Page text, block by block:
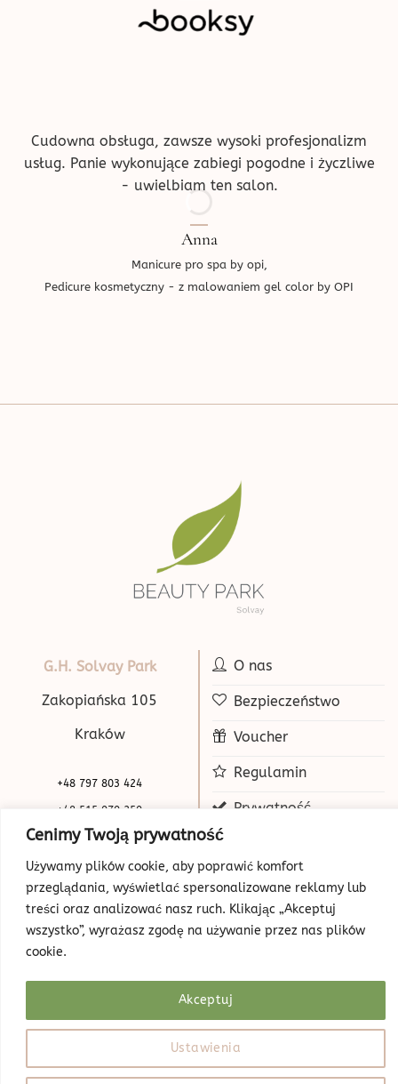
Cenimy Twoją prywatność
Używamy plików cookie, aby poprawić komfort
przeglądania, wyświetlać spersonalizowane reklamy lub
treści oraz analizować nasz ruch. Klikając „Akceptuj
wszystko”, wyrażasz zgodę na używanie przez nas plików
cookie.
Ustawienia
Akceptuj
Cudowna obsługa, zawsze wysoki profesjonalizm
usług. Panie wykonujące zabiegi pogodne i życzliwe
- uwielbiam ten salon.
Anna
Manicure pro spa by opi,
Pedicure kosmetyczny - z malowaniem gel color by OPI
G.H. Solvay Park
Zakopiańska 105
Kraków
+48 797 803 424
+48 515 070 250
biuro@beauty-park.pl
O nas
Bezpieczeństwo
Voucher
Regulamin
Prywatność
© Copyright 2026 | Beauty Park
Web Design